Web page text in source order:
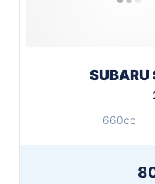
SUBARU
660cc